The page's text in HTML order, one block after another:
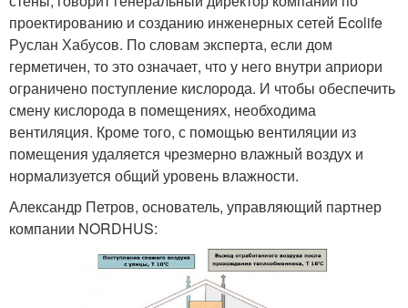
проектированию и созданию инженерных сетей Ecolife
Руслан Хабусов. По словам эксперта, если дом
герметичен, то это означает, что у него внутри априори
ограничено поступление кислорода. И чтобы обеспечить
смену кислорода в помещениях, необходима
вентиляция. Кроме того, с помощью вентиляции из
помещения удаляется чрезмерно влажный воздух и
нормализуется общий уровень влажности.
Александр Петров, основатель, управляющий партнер
компании NORDHUS: